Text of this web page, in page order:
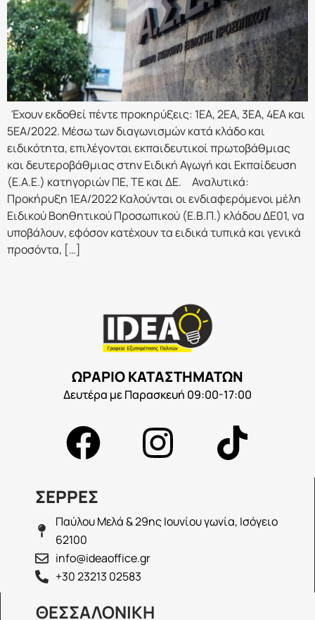
Έχουν εκδοθεί πέντε προκηρύξεις: 1ΕΑ, 2ΕΑ, 3ΕΑ, 4ΕΑ και
5ΕΑ/2022. Μέσω των διαγωνισμών κατά κλάδο και
ειδικότητα, επιλέγονται εκπαιδευτικοί πρωτοβάθμιας
και δευτεροβάθμιας στην Ειδική Αγωγή και Εκπαίδευση
(Ε.Α.Ε.) κατηγοριών ΠΕ, ΤΕ και ΔΕ. Αναλυτικά:
Προκήρυξη 1ΕΑ/2022 Καλούνται οι ενδιαφερόμενοι μέλη
Ειδικού Βοηθητικού Προσωπικού (Ε.Β.Π.) κλάδου ΔΕ01, να
υποβάλουν, εφόσον κατέχουν τα ειδικά τυπικά και γενικά
προσόντα, […]
ΩΡΑΡΙΟ ΚΑΤΑΣΤΗΜΑΤΩΝ
Δευτέρα με Παρασκευή 09:00-17:00
ΣΕΡΡΕΣ
Παύλου Μελά & 29ης Ιουνίου γωνία, Ισόγειο
62100
info@ideaoffice.gr
+30 23213 02583
ΘΕΣΣΑΛΟΝΙΚΗ